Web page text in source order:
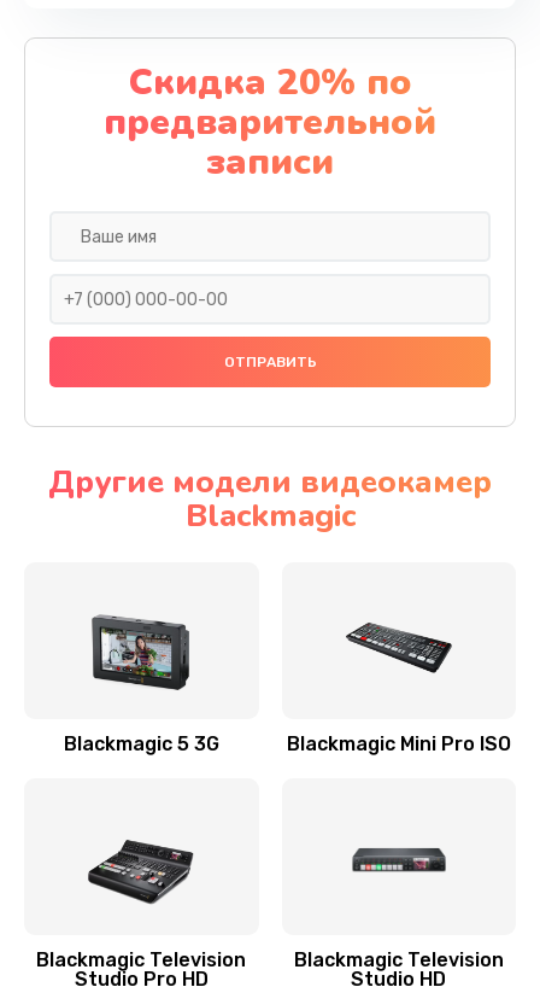
Скидка 20% по
предварительной
записи
Другие модели видеокамер
Blackmagic
Blackmagic 5 3G Blackmagic Mini Pro ISO
Blackmagic Television
Studio Pro HD
Blackmagic Television
Studio HD